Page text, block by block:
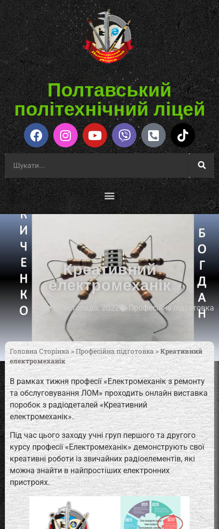
Полтавський
політехнічний ліцей
Креативний
електромеханік
3 Листопада, 2022 Професійна підготовка
Головна Сторінка >Професійна підготовка >Креативний
електромеханік
В рамках тижня професії «Електромеханік з ремонту
та обслуговування ЛОМ» проходить онлайн виставка
поробок з радіодеталей «Креативний
електромеханік».
Під час цього заходу учні груп першого та другого
курсу професії «Електромеханік» демонструють свої
креативні роботи із звичайних радіоелементів, які
можна знайти в найпростіших електронних
пристроях.